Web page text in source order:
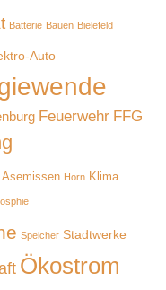
Batterie Bauen Bielefeld
Auto
Feuerwehr FFG
Asemissen Horn Klima
Speicher Stadtwerke
Ökostrom